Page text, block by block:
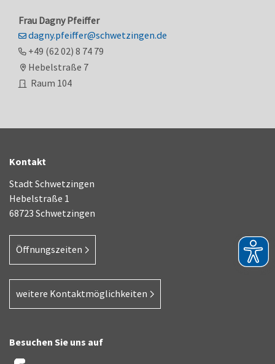
Frau Dagny Pfeiffer
dagny.pfeiffer@schwetzingen.de
+49 (62 02) 8 74 79
Hebelstraße 7
Raum 104
Kontakt
Stadt Schwetzingen
Hebelstraße 1
68723 Schwetzingen
Öffnungszeiten
weitere Kontaktmöglichkeiten
Besuchen Sie uns auf